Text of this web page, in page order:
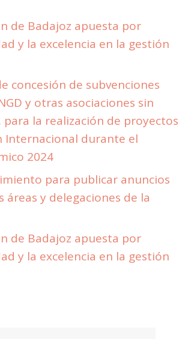
de Badajoz apuesta por
y la excelencia en la gestión
concesión de subvenciones
y otras asociaciones sin
la realización de proyectos
Internacional durante el
2024
para publicar anuncios
áreas y delegaciones de la
de Badajoz apuesta por
y la excelencia en la gestión